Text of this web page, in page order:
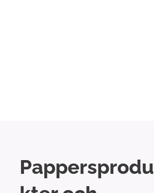
Pappersprodu